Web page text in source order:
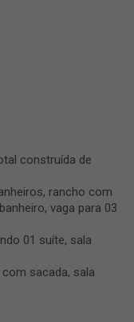
construída de
rancho com
vaga para 03
01 suíte, sala
sacada, sala